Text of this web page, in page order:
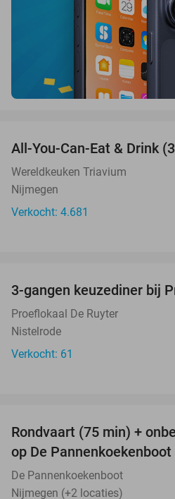
All-You-Can-Eat & Drink
Wereldkeuken Triavium
Nijmegen
Verkocht: 4.681
3-gangen keuzediner bij
Proeflokaal De Ruyter
Nistelrode
Verkocht: 61
Rondvaart (75 min) +
op De Pannenkoekenboot
De Pannenkoekenboot
Nijmegen (+2 locaties)